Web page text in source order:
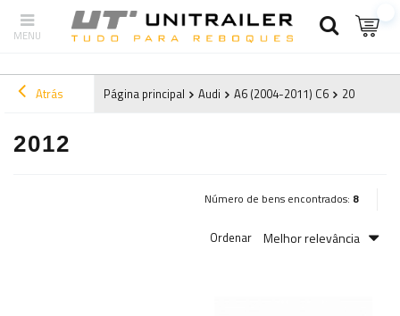
Atrás Página principal Audi A6 (2004-2011) C6 2012
2012
Número de bens encontrados: 8
Ordenar Melhor relevância